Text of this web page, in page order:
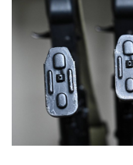
КОМУ ПРИНАДЛЕЖАТ
ТОРГОВЫЕ ЦЕНТРЫ
ТАТАРСТАНА
БЮДЖЕТ
ИНВЕСТИЦИИ
МАШИНОСТРОЕНИЕ
НЕФТЕХИМИЯ
НЕФТЬ
ЭНЕРГЕТИКА
НОВОСТИ АВТО
НОВОСТИ БИЗНЕСА
РОЗНИЧНАЯ ТОРГОВЛЯ
ТРАНСПОРТ
УСЛУГИ
ТЕХНОЛОГИИ
НОВОСТИ ТЕХНОЛОГИЙ
МЕДИА
ТЕЛЕКОММУНИКАЦИИ
МЕРОПРИЯТИЯ
НОВОСТИ МЕРОПРИЯТИЙ
ВЫЕЗДНАЯ РЕДАКЦИЯ
БИЗНЕС-БРАНЧИ
НОВОСТИ СПОРТА
ОБЩЕСТВО
НОВОСТИ ОБЩЕСТВА
ФОТОГАЛЕРЕЯ